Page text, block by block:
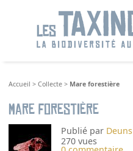
Accueil >Collecte > Mare forestière
Mare forestière
Publié par Deuns
270 vues